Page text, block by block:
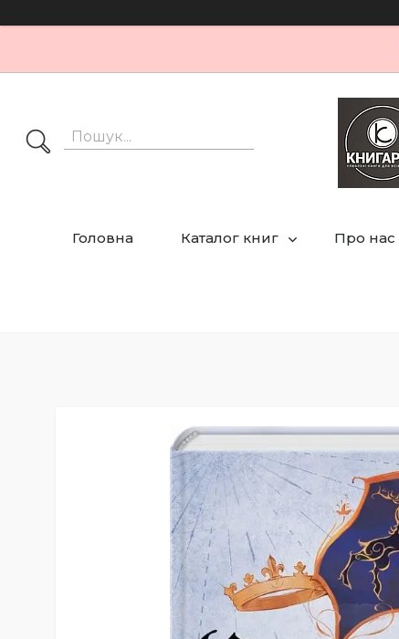
Головна Каталог книг Про нас